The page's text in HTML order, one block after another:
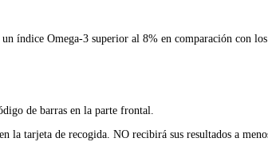
índice Omega-3 superior al 8% en comparación con
de barras en la parte frontal.
tarjeta de recogida. NO recibirá sus resultados a